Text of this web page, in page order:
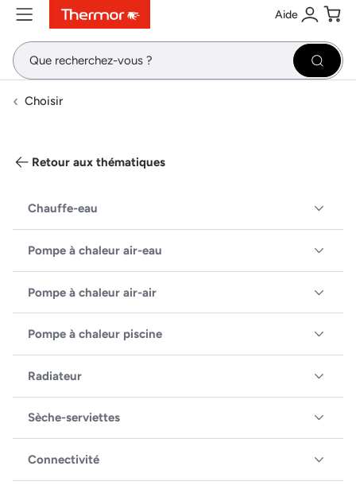
ContenuMenuRecherche Aide
Se
Choisir
Retour aux thématiques
Chauffe-eau
Pompe à chaleur air-eau
Pompe à chaleur air-air
Pompe à chaleur piscine
Radiateur
Sèche-serviettes
Connectivité